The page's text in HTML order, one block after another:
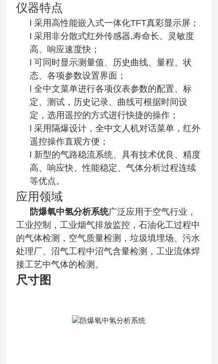
仪器特点
l 采用高性能嵌入式一体化TFT真彩显示屏；
l 采用非分散式红外传感器,寿命长、灵敏度
高、响应速度快；
l 可同时显示测量值、历史曲线、量程、状
态、各项参数设置界面；
l 全中文菜单进行各项仪表参数的配置、标
定、测试，历史记录、曲线可根据时间设
定，选用遥控的方式进行快捷的操作；
l 采用隔爆设计，全中文人机对话菜单，红外
遥控操作直观方便；
l 新型的气路稳流系统、具有技术优良、精度
高、响应快、性能稳定、气体分析过程连续
等优点。
应用领域
防爆氧中氢分析系统广泛应用于空气行业，
工业控制，工业烟气排放监控，石油化工过程中
的气体检测，空气质量检测，垃圾填埋场、污水
处理厂、沼气工程中沼气含量检测，工业流体焊
接工艺中气体的检测。
尺寸图